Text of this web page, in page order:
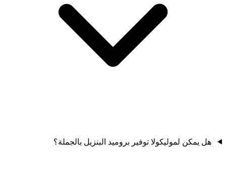
هل يمكن لموليكولا توفير بروميد البنزيل بالجملة؟